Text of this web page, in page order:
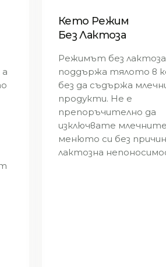
Кето Режим
Без Лактоза
Режимът без лактоза
поддържа тялото в
без да съдържа
продукти. Не е
препоръчително да
изключвате
менюто си без
лактозна